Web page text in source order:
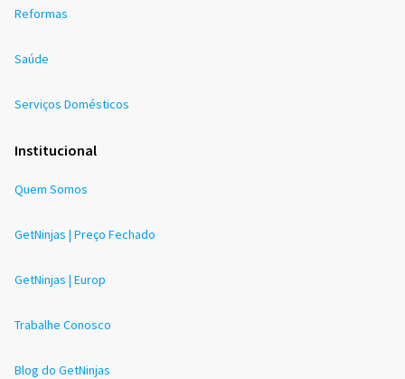
Reformas
Saúde
Serviços Domésticos
Institucional
Quem Somos
GetNinjas | Preço Fechado
GetNinjas | Europ
Trabalhe Conosco
Blog do GetNinjas